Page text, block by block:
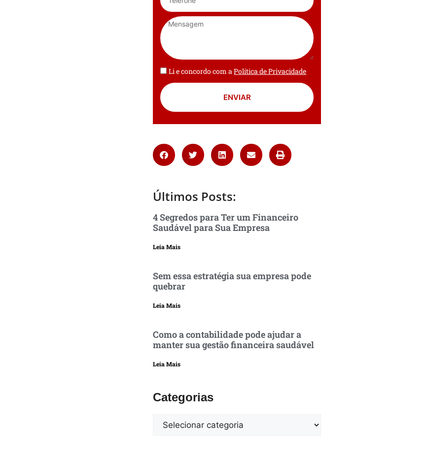
Li e concordo com aPolítica de Privacidade
ENVIAR
Últimos Posts:
4 Segredos para Ter um Financeiro
Saudável para Sua Empresa
Leia Mais
Sem essa estratégia sua empresa pode
quebrar
Leia Mais
Como a contabilidade pode ajudar a
manter sua gestão financeira saudável
Leia Mais
Categorias